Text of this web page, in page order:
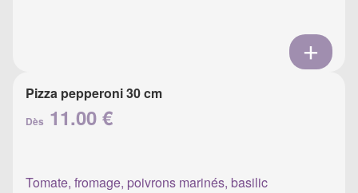
Pizza pepperoni 30 cm
Dès 11.00 €
Tomate, fromage, poivrons marinés, basilic